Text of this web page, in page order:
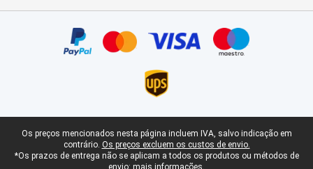
Rodapé legal
Os preços mencionados nesta página incluem IVA, salvo indicação em
contrário. Os preços excluem os custos de envio.
*Os prazos de entrega não se aplicam a todos os produtos ou métodos de
envio: mais informações.